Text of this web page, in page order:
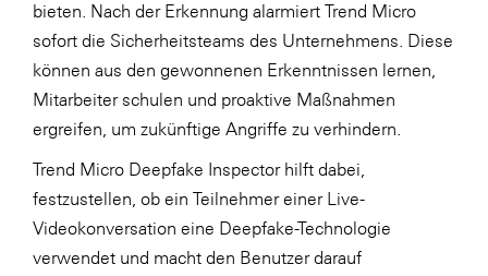
bieten. Nach der Erkennung alarmiert Trend Micro
sofort die Sicherheitsteams des Unternehmens. Diese
können aus den gewonnenen Erkenntnissen lernen,
Mitarbeiter schulen und proaktive Maßnahmen
ergreifen, um zukünftige Angriffe zu verhindern.
Trend Micro Deepfake Inspector hilft dabei,
festzustellen, ob ein Teilnehmer einer Live-
Videokonversation eine Deepfake-Technologie
verwendet und macht den Benutzer darauf